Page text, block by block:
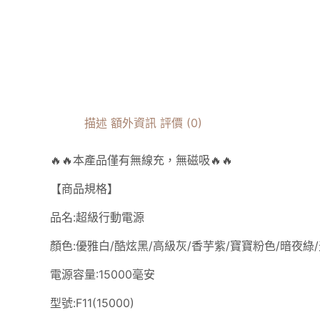
描述 額外資訊 評價 (0)
🔥🔥本產品僅有無線充，無磁吸🔥🔥
【商品規格】
品名:超級行動電源
顏色:優雅白/酷炫黑/高級灰/香芋紫/寶寶粉色/暗夜綠
電源容量:15000毫安
型號:F11(15000)